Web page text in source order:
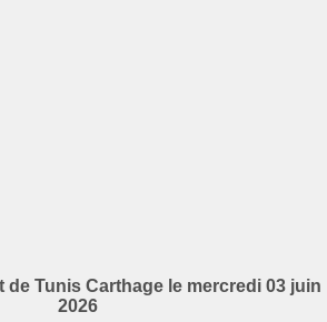
de Tunis Carthage le mercredi 03 juin
2026